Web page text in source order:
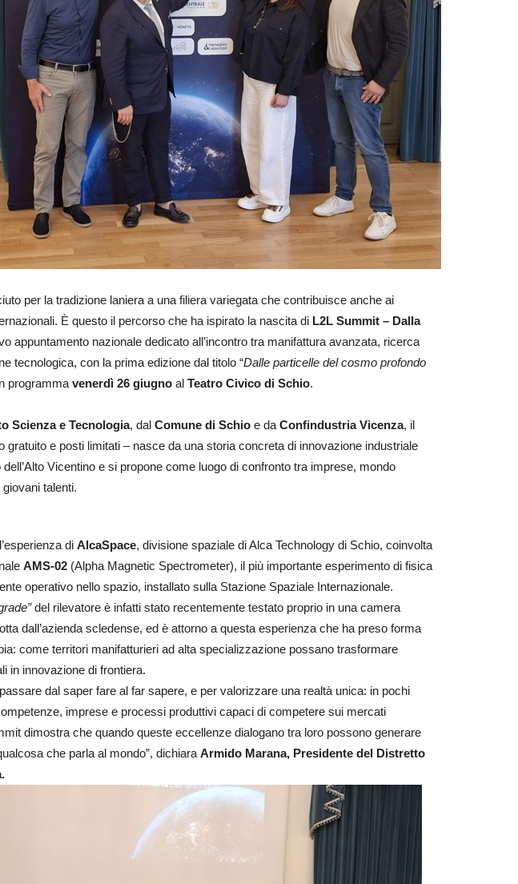
per la tradizione laniera a una filiera variegata che contribuisce anche ai
È questo il percorso che ha ispirato la nascita di L2L Summit – Dalla
appuntamento nazionale dedicato all’incontro tra manifattura avanzata, ricerca
tecnologica, con la prima edizione dal titolo “Dalle particelle del cosmo profondo
programma venerdì 26 giugno al Teatro Civico di Schio.
Scienza e Tecnologia, dal Comune di Schio e da Confindustria Vicenza, il
gratuito e posti limitati – nasce da una storia concreta di innovazione industriale
Vicentino e si propone come luogo di confronto tra imprese, mondo
talenti.
di AlcaSpace, divisione spaziale di Alca Technology di Schio, coinvolta
AMS-02 (Alpha Magnetic Spectrometer), il più importante esperimento di fisica
operativo nello spazio, installato sulla Stazione Spaziale Internazionale.
del rilevatore è infatti stato recentemente testato proprio in una camera
dall’azienda scledense, ed è attorno a questa esperienza che ha preso forma
come territori manifatturieri ad alta specializzazione possano trasformare
in innovazione di frontiera.
dal saper fare al far sapere, e per valorizzare una realtà unica: in pochi
imprese e processi produttivi capaci di competere sui mercati
dimostra che quando queste eccellenze dialogano tra loro possono generare
che parla al mondo”, dichiara Armido Marana, Presidente del Distretto